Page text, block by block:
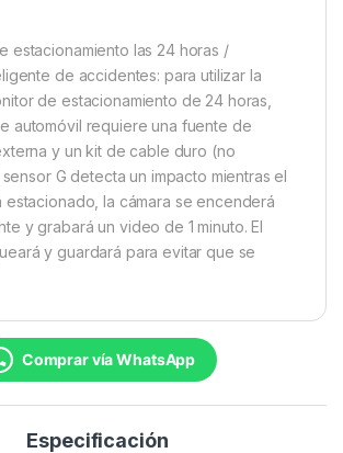
estacionamiento las 24 horas /
de accidentes: para utilizar la
de estacionamiento de 24 horas,
automóvil requiere una fuente de
y un kit de cable duro (no
G detecta un impacto mientras el
estacionado, la cámara se encenderá
y grabará un video de 1 minuto. El
y guardará para evitar que se
Comprar vía WhatsApp
Especificación